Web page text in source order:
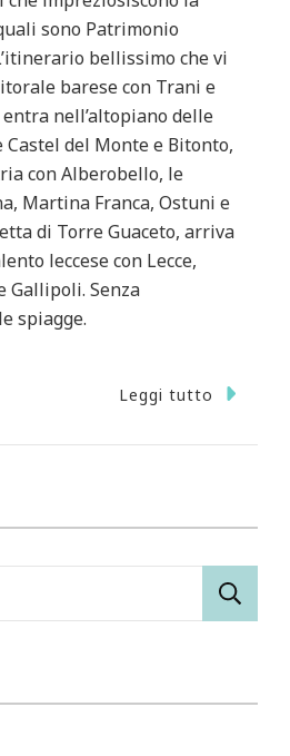
sono Patrimonio
bellissimo che vi
barese con Trani e
nell’altopiano delle
del Monte e Bitonto,
con Alberobello, le
Martina Franca, Ostuni e
di Torre Guaceto, arriva
leccese con Lecce,
Gallipoli. Senza
spiagge.
Leggi tutto